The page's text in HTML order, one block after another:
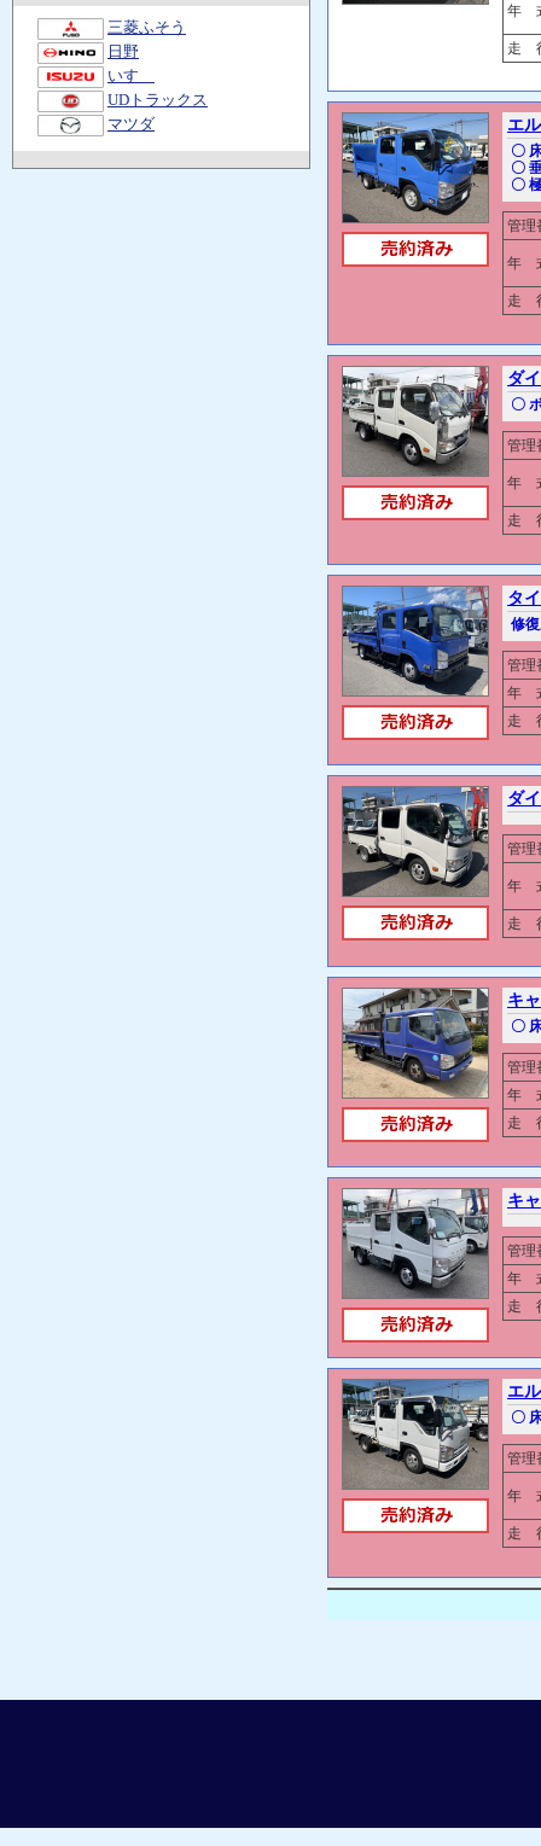
三菱ふそう
日野
いすゞ
UDトラックス
マツダ
年
走
エ
〇
〇
〇
管理
年
走
ダ
〇
管理
年
走
タ
修
管理
年
走
ダ
管理
年
走
キ
〇
管理
年
走
キ
管理
年
走
エ
〇
管理
年
走